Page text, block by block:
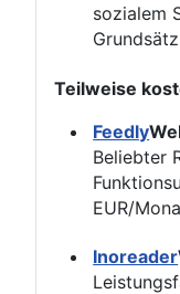
sozialem
Teilweise
Feedly
Beliebter
EUR/
Inoreader